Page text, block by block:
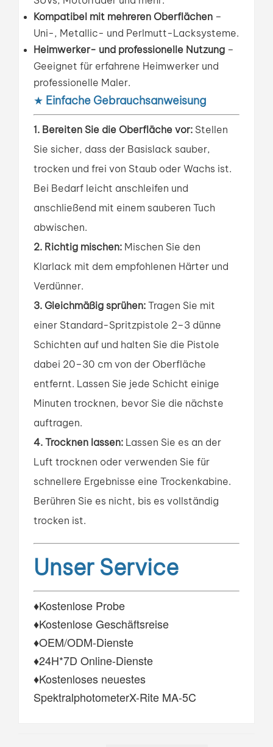
Kompatibel mit mehreren Oberflächen –
Uni-, Metallic- und Perlmutt-Lacksysteme.
Heimwerker- und professionelle Nutzung –
Geeignet für erfahrene Heimwerker und
professionelle Maler.
★ Einfache Gebrauchsanweisung
1. Bereiten Sie die Oberfläche vor: Stellen
Sie sicher, dass der Basislack sauber,
trocken und frei von Staub oder Wachs ist.
Bei Bedarf leicht anschleifen und
anschließend mit einem sauberen Tuch
abwischen.
2. Richtig mischen: Mischen Sie den
Klarlack mit dem empfohlenen Härter und
Verdünner.
3. Gleichmäßig sprühen: Tragen Sie mit
einer Standard-Spritzpistole 2–3 dünne
Schichten auf und halten Sie die Pistole
dabei 20–30 cm von der Oberfläche
entfernt. Lassen Sie jede Schicht einige
Minuten trocknen, bevor Sie die nächste
auftragen.
4. Trocknen lassen: Lassen Sie es an der
Luft trocknen oder verwenden Sie für
schnellere Ergebnisse eine Trockenkabine.
Berühren Sie es nicht, bis es vollständig
trocken ist.
Unser Service
♦Kostenlose Probe
♦Kostenlose Geschäftsreise
♦OEM/ODM-Dienste
♦24H*7D Online-Dienste
♦Kostenloses neuestes
SpektralphotometerX-Rite MA-5C